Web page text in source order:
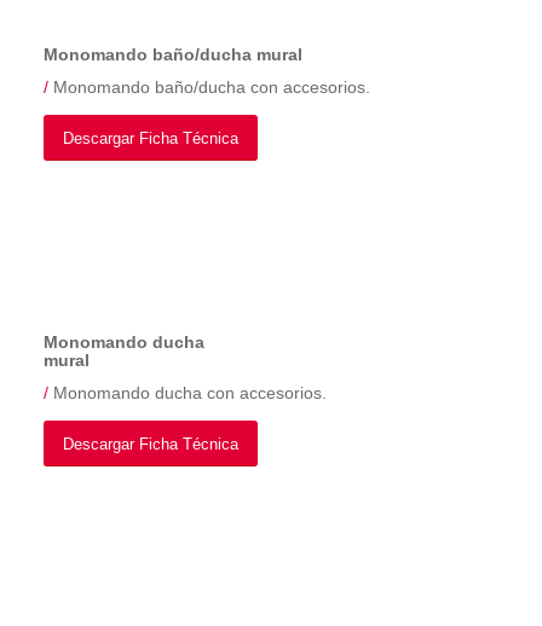
Monomando baño/ducha mural
/Monomando baño/ducha con accesorios.
Descargar Ficha Técnica
Monomando ducha
mural
/Monomando ducha con accesorios.
Descargar Ficha Técnica